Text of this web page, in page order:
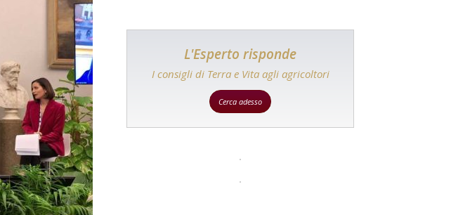
L'Esperto risponde
I consigli di Terra e Vita agli agricoltori
Cerca adesso